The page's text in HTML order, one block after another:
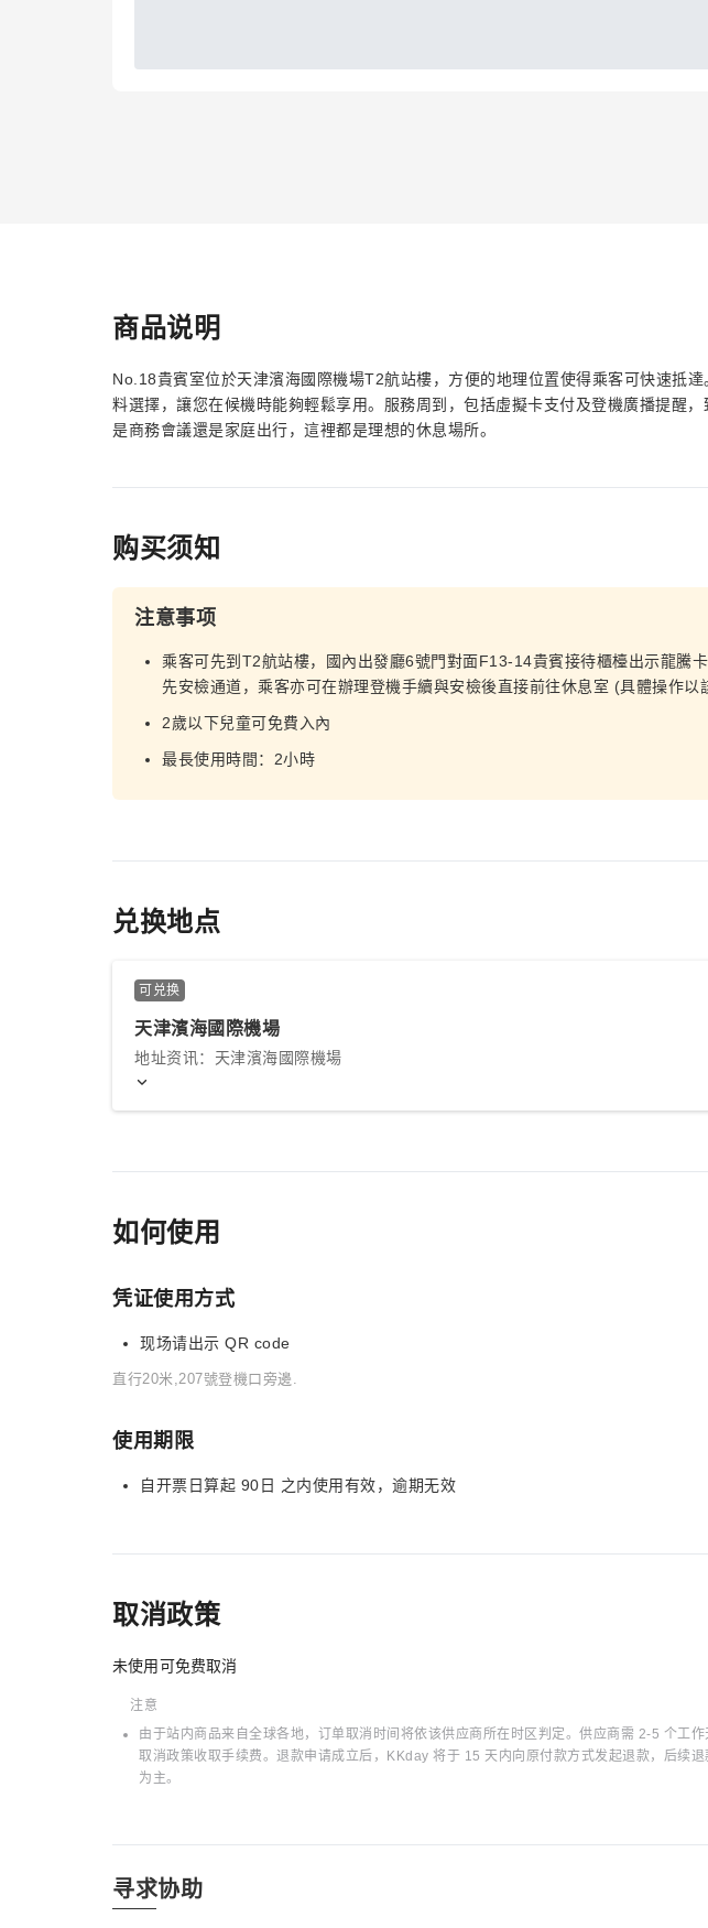
商品说明
No.18貴賓室位於天津濱海國際機場T2航站樓，方便的地理位置使得乘客可快速抵
料選擇，讓您在候機時能夠輕鬆享用。服務周到，包括虛擬卡支付及登機廣播提醒
是商務會議還是家庭出行，這裡都是理想的休息場所。
购买须知
注意事项
乘客可先到T2航站樓，國內出發廳6號門對面F13-14貴賓接待櫃檯出示龍騰
先安檢通道，乘客亦可在辦理登機手續與安檢後直接前往休息室 (具體操作以
2歲以下兒童可免費入內
最長使用時間：2小時
兑换地点
可兑换
天津濱海國際機場
地址资讯：天津濱海國際機場
如何使用
凭证使用方式
现场请出示 QR code
直行20米,207號登機口旁邊.
使用期限
自开票日算起 90日 之内使用有效，逾期无效
取消政策
未使用可免费取消
注意
由于站内商品来自全球各地，订单取消时间将依该供应商所在时区判定。供应商需 2-5 个工
取消政策收取手续费。退款申请成立后，KKday 将于 15 天内向原付款方式发起退款，后续
为主。
寻求协助